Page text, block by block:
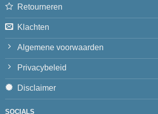
Retourneren
Klachten
Algemene voorwaarden
Privacybeleid
Disclaimer
SOCIALS